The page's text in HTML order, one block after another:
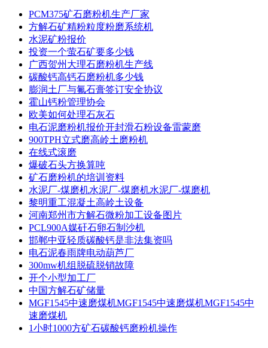
PCM375矿石磨粉机生产厂家
方解石矿精粉粒度粉磨系统机
水泥矿粉报价
投资一个萤石矿要多少钱
广西贺州大理石磨粉机生产线
碳酸钙高钙石磨粉机多少钱
膨润土厂与氟石膏签订安全协议
霍山钙粉管理协会
欧美如何处理石灰石
电石泥磨粉机报价开封滑石粉设备雷蒙磨
900TPH立式磨高岭土磨粉机
在线式滚磨
爆破石头方换算吨
矿石磨粉机的培训资料
水泥厂-煤磨机水泥厂-煤磨机水泥厂-煤磨机
黎明重工混凝土高岭土设备
河南郑州市方解石微粉加工设备图片
PCL900A媒矸石卵石制沙机
邯郸中亚轻质碳酸钙是非法集资吗
电石泥春雨牌电动葫芦厂
300mw机组脱硫脱销故障
开个小型加工厂
中国方解石矿储量
MGF1545中速磨煤机MGF1545中速磨煤机MGF1545中
速磨煤机
1小时1000方矿石碳酸钙磨粉机操作